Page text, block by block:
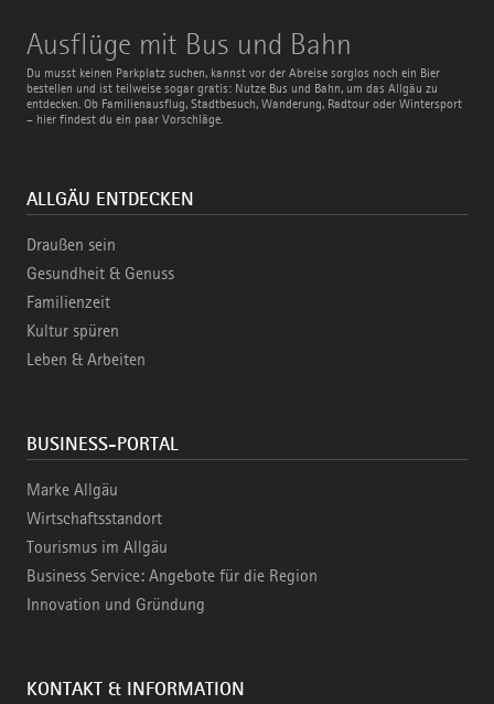
Ausflüge mit Bus und Bahn
Du musst keinen Parkplatz suchen, kannst vor der Abreise sorglos noch ein Bier
bestellen und ist teilweise sogar gratis: Nutze Bus und Bahn, um das Allgäu zu
entdecken. Ob Familienausflug, Stadtbesuch, Wanderung, Radtour oder Wintersport
– hier findest du ein paar Vorschläge.
Ausflüge
mit
Bus
und
Bahn
ALLGÄU ENTDECKEN
Draußen sein
Gesundheit & Genuss
Familienzeit
Kultur spüren
Leben & Arbeiten
BUSINESS-PORTAL
Marke Allgäu
Wirtschaftsstandort
Tourismus im Allgäu
Business Service: Angebote für die Region
Innovation und Gründung
KONTAKT & INFORMATION